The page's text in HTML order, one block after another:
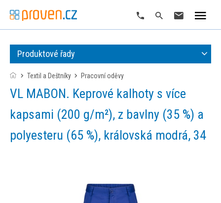
Produktové řady
Textil a Deštníky pracovní oděvy
VL MABON. Keprové kalhoty s více
kapsami (200 g/m²), z bavlny (35 %) a
polyesteru (65 %), královská modrá, 34